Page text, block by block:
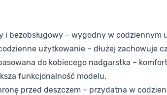
i bezobsługowy – wygodny w codziennym
użytkowanie – dłużej zachowuje
do kobiecego nadgarstka –
funkcjonalność modelu.
przed deszczem – przydatna w